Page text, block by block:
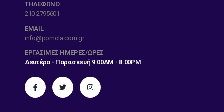
ΤΗΛΕΦΩΝΟ
210 2795601
EMAIL
info@pomola.com.gr
ΕΡΓΆΣΙΜΕΣ ΗΜΈΡΕΣ/ΏΡΕΣ
Δευτέρα - Παρασκευή 9:00AM - 8:00PM